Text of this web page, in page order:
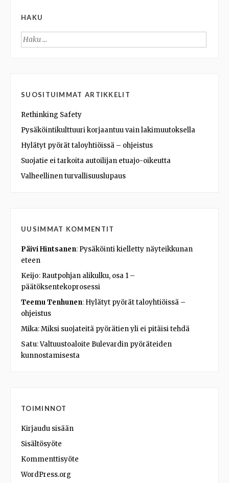
HAKU
Haku:
SUOSITUIMMAT ARTIKKELIT
Rethinking Safety
Pysäköintikulttuuri korjaantuu vain lakimuutoksella
Hylätyt pyörät taloyhtiöissä – ohjeistus
Suojatie ei tarkoita autoilijan etuajo-oikeutta
Valheellinen turvallisuuslupaus
UUSIMMAT KOMMENTIT
Päivi Hintsanen: Pysäköinti kielletty näyteikkunan
eteen
Keijo: Rautpohjan alikulku, osa 1 –
päätöksentekoprosessi
Teemu Tenhunen: Hylätyt pyörät taloyhtiöissä –
ohjeistus
Mika:Miksi suojateitä pyörätien yli ei pitäisi tehdä
Satu:Valtuustoaloite Bulevardin pyöräteiden
kunnostamisesta
TOIMINNOT
Kirjaudu sisään
Sisältösyöte
Kommenttisyöte
WordPress.org